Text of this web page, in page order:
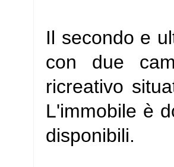
Il secondo e
con due
ricreativo
L'immobile è
disponibili.